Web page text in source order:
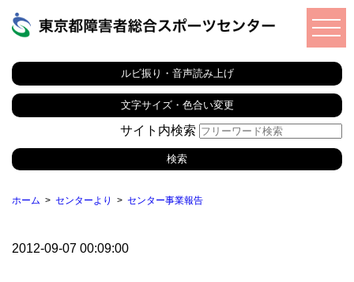
ルビ振り・音声読み上げ
文字サイズ・色合い変更
サイト内検索
ホーム センターより センター事業報告
2012-09-07 00:09:00